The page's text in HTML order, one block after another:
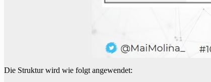
Die Struktur wird wie folgt angewendet: